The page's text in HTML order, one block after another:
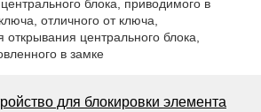
блока, приводимого в
отличного от ключа,
открывания центрального блока,
в замке
для блокировки элемента